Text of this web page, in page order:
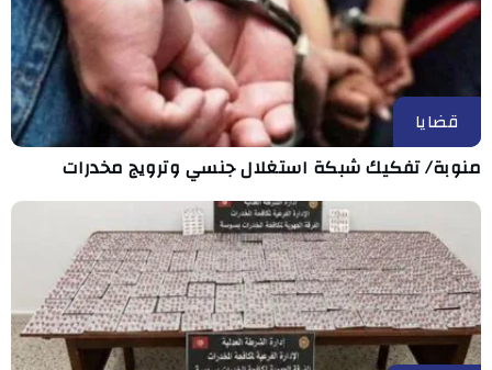
قضايا
منوبة/ تفكيك شبكة استغلال جنسي وترويج مخدرات